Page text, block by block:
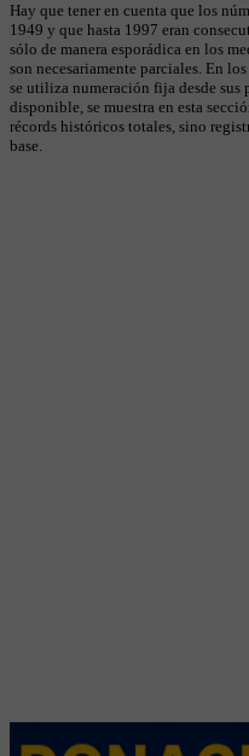
Hay que tener en cuenta que los
1949 y que hasta 1997 eran
sólo de manera esporádica en los
son necesariamente parciales. En
se utiliza numeración fija desde sus
disponible, se muestra en esta
récords históricos totales, sino
base.